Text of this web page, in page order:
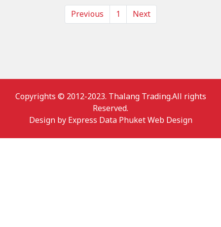
Previous 1 Next
Copyrights © 2012-2023. Thalang Trading.All rights
Reserved.
Design by Express Data Phuket Web Design